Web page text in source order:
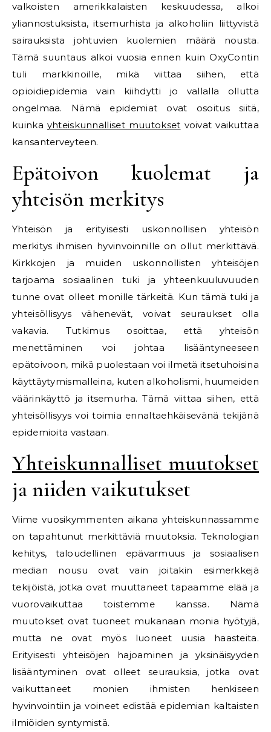
valkoisten amerikkalaisten keskuudessa, alkoi
yliannostuksista, itsemurhista ja alkoholiin liittyvistä
sairauksista johtuvien kuolemien määrä nousta.
Tämä suuntaus alkoi vuosia ennen kuin OxyContin
tuli markkinoille, mikä viittaa siihen, että
opioidiepidemia vain kiihdytti jo vallalla ollutta
ongelmaa. Nämä epidemiat ovat osoitus siitä,
kuinka yhteiskunnalliset muutokset voivat vaikuttaa
kansanterveyteen.
Epätoivon kuolemat ja
yhteisön merkitys
Yhteisön ja erityisesti uskonnollisen yhteisön
merkitys ihmisen hyvinvoinnille on ollut merkittävä.
Kirkkojen ja muiden uskonnollisten yhteisöjen
tarjoama sosiaalinen tuki ja yhteenkuuluvuuden
tunne ovat olleet monille tärkeitä. Kun tämä tuki ja
yhteisöllisyys vähenevät, voivat seuraukset olla
vakavia. Tutkimus osoittaa, että yhteisön
menettäminen voi johtaa lisääntyneeseen
epätoivoon, mikä puolestaan voi ilmetä itsetuhoisina
käyttäytymismalleina, kuten alkoholismi, huumeiden
väärinkäyttö ja itsemurha. Tämä viittaa siihen, että
yhteisöllisyys voi toimia ennaltaehkäisevänä tekijänä
epidemioita vastaan.
Yhteiskunnalliset muutokset
ja niiden vaikutukset
Viime vuosikymmenten aikana yhteiskunnassamme
on tapahtunut merkittäviä muutoksia. Teknologian
kehitys, taloudellinen epävarmuus ja sosiaalisen
median nousu ovat vain joitakin esimerkkejä
tekijöistä, jotka ovat muuttaneet tapaamme elää ja
vuorovaikuttaa toistemme kanssa. Nämä
muutokset ovat tuoneet mukanaan monia hyötyjä,
mutta ne ovat myös luoneet uusia haasteita.
Erityisesti yhteisöjen hajoaminen ja yksinäisyyden
lisääntyminen ovat olleet seurauksia, jotka ovat
vaikuttaneet monien ihmisten henkiseen
hyvinvointiin ja voineet edistää epidemian kaltaisten
ilmiöiden syntymistä.